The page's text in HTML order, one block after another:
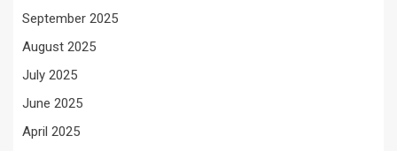
September 2025
August 2025
July 2025
June 2025
April 2025